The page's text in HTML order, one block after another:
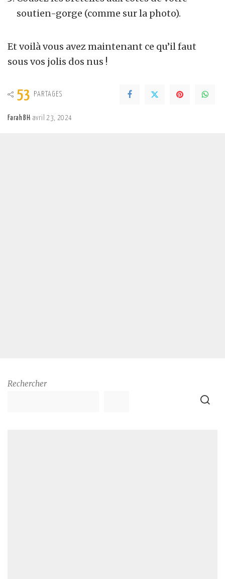
soutien-gorge (comme sur la photo).
Et voilà vous avez maintenant ce qu’il faut
sous vos jolis dos nus !
53 PARTAGES
Farah BH avril 23, 2024
Rechercher